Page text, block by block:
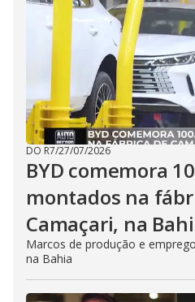
DO R7/27/07/2026
BYD comemora
montados na
Camaçari, na
Marcos de produção e
na Bahia